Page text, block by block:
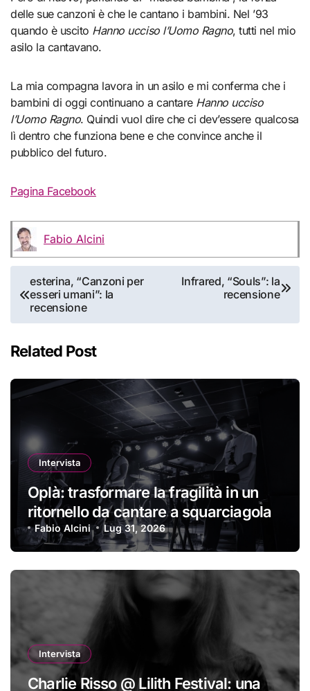
delle sue canzoni è che le cantano i bambini. Nel ’93
quando è uscito Hanno ucciso l’Uomo Ragno, tutti nel mio
asilo la cantavano.
La mia compagna lavora in un asilo e mi conferma che i
bambini di oggi continuano a cantare Hanno ucciso
l’Uomo Ragno. Quindi vuol dire che ci dev’essere qualcosa
lì dentro che funziona bene e che convince anche il
pubblico del futuro.
Pagina Facebook
Fabio Alcini
Navigazione
articoli
esterina, “Canzoni per
esseri umani”: la
recensione
Infrared, “Souls”: la
recensione
Related Post
Intervista
Oplà: trasformare la fragilità in un
ritornello da cantare a squarciagola
Fabio Alcini Lug 31, 2026
Intervista
Charlie Risso @ Lilith Festival: una